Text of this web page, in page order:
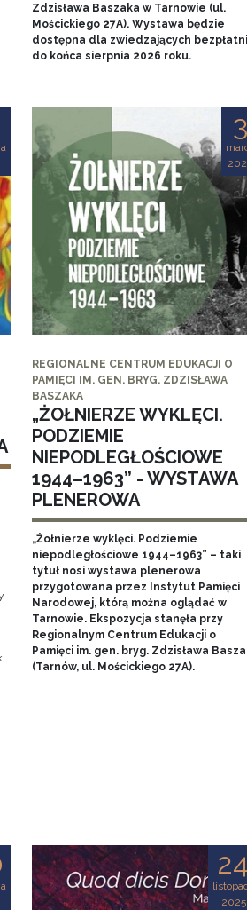
Zdzisława Baszaka w Tarnowie (ul.
Mościckiego 27A). Wystawa będzie
dostępna dla zwiedzających
do końca sierpnia 2026 roku.
3
REGIONALNE CENTRUM EDUKACJI O
PAMIĘCI IM. GEN. BRYG. ZDZISŁAWA
BASZAKA
„ŻOŁNIERZE WYKLĘCI.
PODZIEMIE
NIEPODLEGŁOŚCIOWE
1944–1963” - WYSTAWA
PLENEROWA
„Żołnierze wyklęci. Podziemie
niepodległościowe 1944–1963” – taki
tytuł nosi wystawa plenerowa
przygotowana przez Instytut Pamięci
Narodowej, którą można oglądać w
Tarnowie. Ekspozycja stanęła przy
Regionalnym Centrum Edukacji o
Pamięci im. gen. bryg. Zdzisława
(Tarnów, ul. Mościckiego 27A).
24
2025